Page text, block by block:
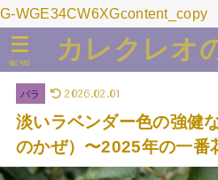
G-WGE34CW6XGcontent_copy
カレクレオ
MENU
バラ 2026.02.01
淡いラベンダー色の強健
のかぜ）〜2025年の一番